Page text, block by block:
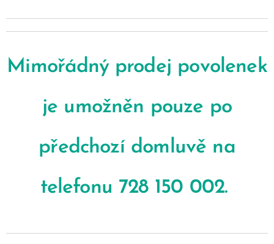
Mimořádný prodej povolenek
je umožněn pouze po
předchozí domluvě na
telefonu 728 150 002.